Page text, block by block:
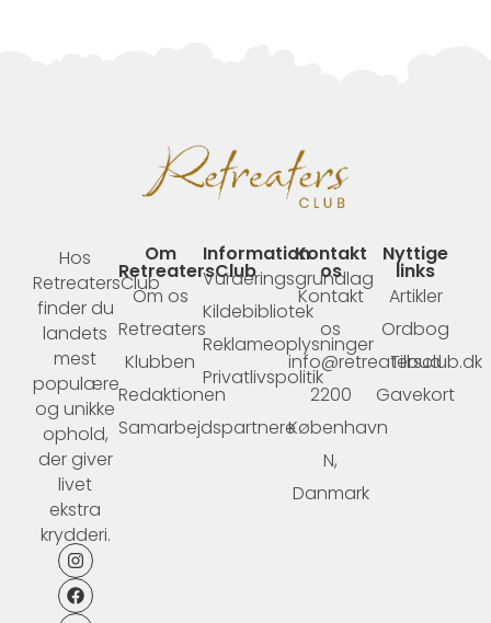
Hos
RetreatersClub
finder du
landets
mest
populære
og unikke
ophold,
der giver
livet
ekstra
krydderi.
Om
RetreatersClub
Om os
Retreaters
Klubben
Redaktionen
Samarbejdspartnere
Information
Vurderingsgrundlag
Kildebibliotek
Reklameoplysninger
Privatlivspolitik
Kontakt
os
Kontakt
os
info@retreatersclub.dk
2200
København
N,
Danmark
Nyttige
links
Artikler
Ordbog
Tilbud
Gavekort